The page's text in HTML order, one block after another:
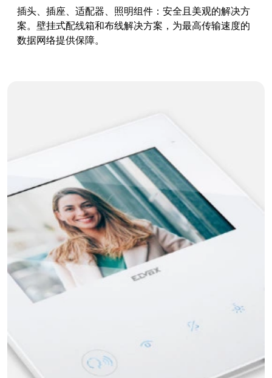
插头、插座、适配器、照明组件：安全且美观的解决方
案。壁挂式配线箱和布线解决方案，为最高传输速度的
数据网络提供保障。